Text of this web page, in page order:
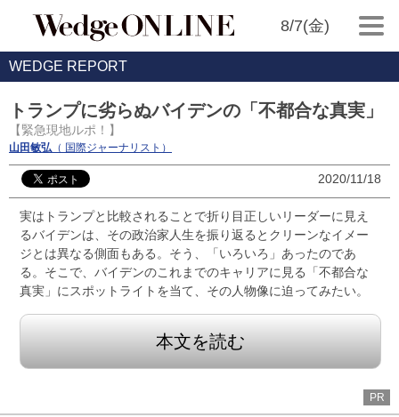
8/7(金)
WEDGE REPORT
トランプに劣らぬバイデンの「不都合な真実」
【緊急現地ルポ！】
山田敏弘 （ 国際ジャーナリスト）
2020/11/18
実はトランプと比較されることで折り目正しいリーダーに見え
るバイデンは、その政治家人生を振り返るとクリーンなイメー
ジとは異なる側面もある。そう、「いろいろ」あったのであ
る。そこで、バイデンのこれまでのキャリアに見る「不都合な
真実」にスポットライトを当て、その人物像に迫ってみたい。
本文を読む
PR